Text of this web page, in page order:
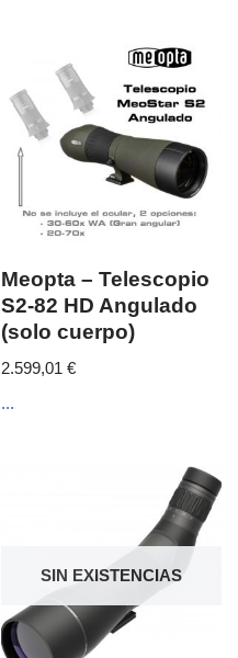
Meopta – Telescopio
S2-82 HD Angulado
(solo cuerpo)
2.599,01€
...
SIN EXISTENCIAS